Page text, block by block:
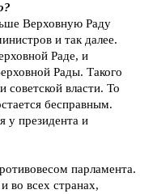
Верховную Раду
и так далее.
Раде, и
Рады. Такого
советской власти. То
бесправным.
у президента и
парламента.
во всех странах,